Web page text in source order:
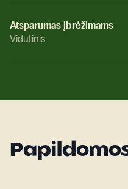
Atsparumas įbrėžimams
Vidutinis